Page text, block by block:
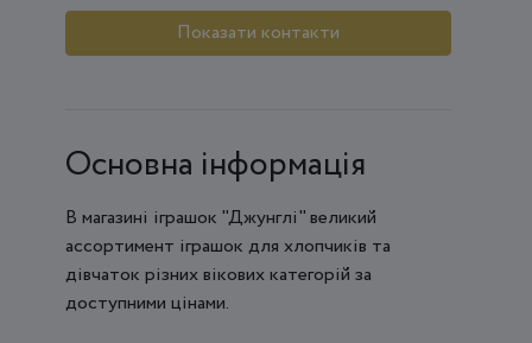
Показати контакти
Основна інформація
В магазині іграшок "Джунглі" великий
ассортимент іграшок для хлопчиків та
дівчаток різних вікових категорій за
доступними цінами.